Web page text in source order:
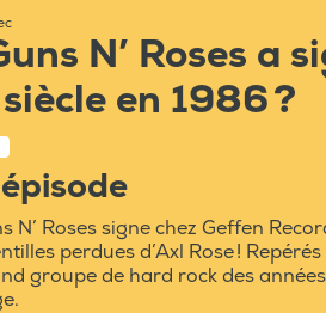
N’ Roses a
en 1986 ?
N’ Roses signe chez Geffen
perdues d’Axl Rose !
groupe de hard rock des